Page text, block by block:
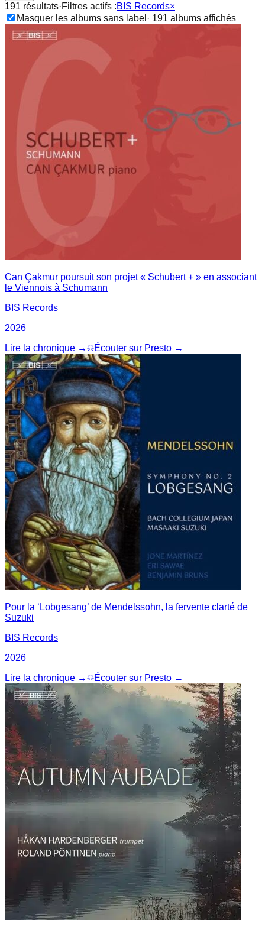
191 résultats·Filtres actifs :BIS Records×
Masquer les albums sans label · 191 albums affichés
Can Çakmur poursuit son projet « Schubert + » en associant
le Viennois à Schumann
BIS Records
2026
Lire la chronique →
Écouter sur Presto →
Pour la ‘Lobgesang’ de Mendelssohn, la fervente clarté de
Suzuki
BIS Records
2026
Lire la chronique →
Écouter sur Presto →